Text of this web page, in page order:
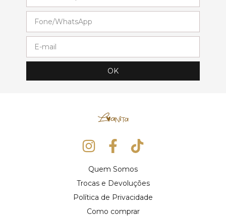
Quem Somos
Trocas e Devoluções
Política de Privacidade
Como comprar